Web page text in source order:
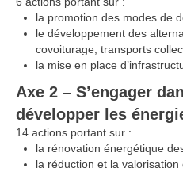
la promotion des modes de
le développement des
covoiturage, transports
la mise en place
Axe 2 – S’engager
développer les
14 actions portant sur :
la rénovation énergétique
la réduction et la